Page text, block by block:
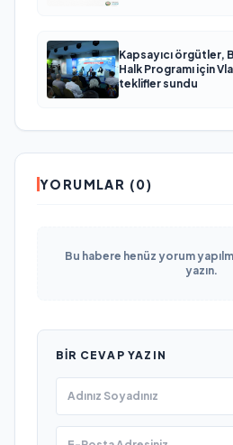
Kapsayıcı örgütler,
Halk Programı için
teklifler sundu
YORUMLAR (0)
Bu habere henüz yorum
yazın.
BIR CEVAP YAZIN